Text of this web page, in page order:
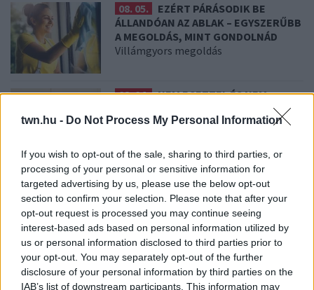
twn.hu - Do Not Process My Personal Information
If you wish to opt-out of the sale, sharing to third parties, or
processing of your personal or sensitive information for
targeted advertising by us, please use the below opt-out
section to confirm your selection. Please note that after your
opt-out request is processed you may continue seeing
interest-based ads based on personal information utilized by
us or personal information disclosed to third parties prior to
your opt-out. You may separately opt-out of the further
disclosure of your personal information by third parties on the
IAB’s list of downstream participants. This information may
08. 05.
EZÉRT PÁRÁSODIK BE
ÁLLANDÓAN AZ ABLAK – EGYSZERŰBB
A MEGOLDÁS, MINT GONDOLNÁD
Villámgyors megoldás
08. 04.
NEM ECETTEL ÉS NEM
SZÓDABIKARBÓNÁVAL: EZZEL LESZ
ÚJRA CSILLOGÓ A VÍZKÖVES CSAP
08. 03.
HA MINDIG EZT A MONDATOT
HASZNÁLOD, AZ RENDKÍVÜL MAGAS
ÉRZELMI INTELLIGENCIÁRA UTALHAT
Te szoktad?
08. 02.
SOKAN ROSSZUL TÁROLJÁK A GYÓGYSZEREIKET –
EMIATT CSÖKKENHET A HATÁSUK